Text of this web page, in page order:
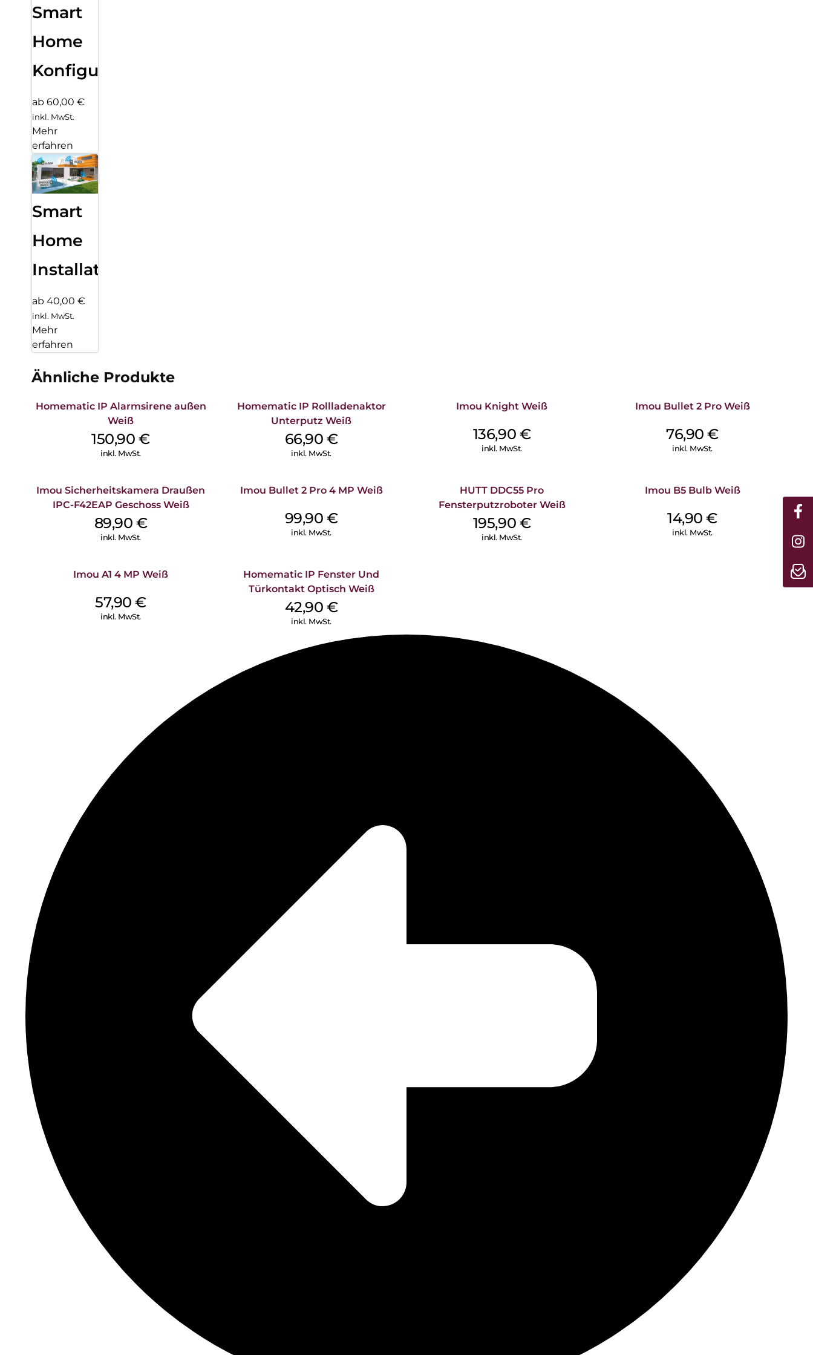
Smart
Home
Konfiguration
ab 60,00 €
inkl. MwSt.
Mehr
erfahren
Smart
Home
Installation
ab 40,00 €
inkl. MwSt.
Mehr
erfahren
Ähnliche Produkte
Homematic IP Alarmsirene außen
Weiß
150,90€
inkl. MwSt.
Homematic IP Rollladenaktor
Unterputz Weiß
66,90 €
inkl. MwSt.
Imou Knight Weiß
136,90 €
inkl. MwSt.
Imou Bullet 2 Pro Weiß
76,90€
inkl. MwSt.
Imou Sicherheitskamera Draußen
IPC-F42EAP Geschoss Weiß
89,90 €
inkl. MwSt.
Imou Bullet 2 Pro 4 MP Weiß
99,90 €
inkl. MwSt.
HUTT DDC55 Pro
Fensterputzroboter Weiß
195,90 €
inkl. MwSt.
Imou B5 Bulb Weiß
14,90€
inkl. MwSt.
Imou A1 4 MP Weiß
57,90€
inkl. MwSt.
Homematic IP Fenster Und
Türkontakt Optisch Weiß
42,90 €
inkl. MwSt.